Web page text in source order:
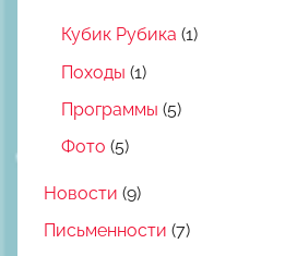
Кубик Рубика (1)
Походы (1)
Программы (5)
Фото (5)
Новости (9)
Письменности (7)